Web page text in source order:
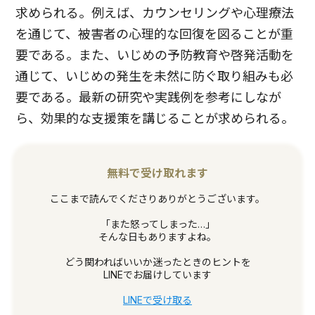
求められる。例えば、カウンセリングや心理療法
を通じて、被害者の心理的な回復を図ることが重
要である。また、いじめの予防教育や啓発活動を
通じて、いじめの発生を未然に防ぐ取り組みも必
要である。最新の研究や実践例を参考にしなが
ら、効果的な支援策を講じることが求められる。
無料で受け取れます
ここまで読んでくださりありがとうございます。
「また怒ってしまった…」
そんな日もありますよね。
どう関わればいいか迷ったときのヒントを
LINEでお届けしています
LINEで受け取る